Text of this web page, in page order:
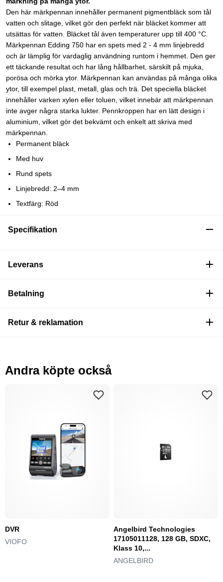
Den här märkpennan innehåller permanent pigmentbläck som tål
vatten och slitage, vilket gör den perfekt när bläcket kommer att
utsättas för vatten. Bläcket tål även temperaturer upp till 400 °C.
Märkpennan Edding 750 har en spets med 2 - 4 mm linjebredd
och är lämplig för vardaglig användning runtom i hemmet. Den ger
ett täckande resultat och har lång hållbarhet, särskilt på mjuka,
porösa och mörka ytor. Märkpennan kan användas på många olika
ytor, till exempel plast, metall, glas och trä. Det speciella bläcket
innehåller varken xylen eller toluen, vilket innebär att märkpennan
inte avger några starka lukter. Pennkroppen har en lätt design i
aluminium, vilket gör det bekvämt och enkelt att skriva med
märkpennan.
Permanent bläck
Med huv
Rund spets
Linjebredd: 2–4 mm
Textfärg: Röd
Specifikation
Leverans
Betalning
Retur & reklamation
Andra köpte också
DVR
VIOFO
Angelbird Technologies
17105011128, 128 GB, SDXC,
Klass 10,...
ANGELBIRD